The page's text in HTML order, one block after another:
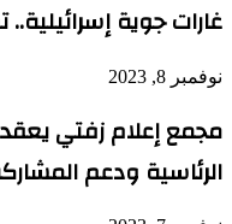
غارات جوية
نوفمبر 8, 2023
مجمع إعلام زفتي يعقد
الرئاسية ودعم